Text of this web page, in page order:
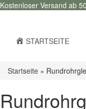
Kostenloser Versand ab
STARTSEITE
Startseite »